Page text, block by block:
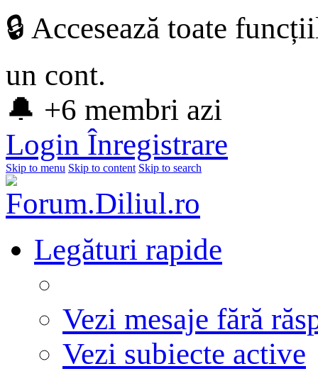
🔒 Accesează toate
un cont.
🔔 +6 membri azi
Login Înregistrare
Skip to menu Skip to content Skip to search
Legături rapide
Vezi mesaje fără
Vezi subiecte active